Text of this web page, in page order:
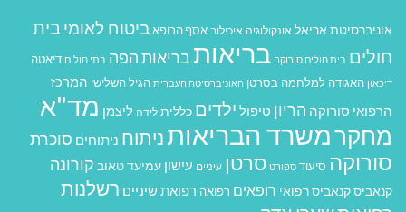
אוניברסיטת אריאל אונקולוגיה איכילוב אסף הרופא ביטוח לאומיבית
חולים בית חולים סורוקה בריאותבריאות הפה בתי חולים דיאטה
דיכאון האגודה למלחמה בסרטן האוניברסיטה העברית הגיל השלישי המרכז
הרפואי סורוקה הריון טיפול ילדים כללית לידה ליצמן מד"א
מחקרמשרד הבריאותניתוח ניתוחים סוכרת
סורוקה סיעוד ספורט סרטן עיניים עישון עמיעד טאוב קורונה
קנאביסקנאביס רפואי רופאים רפואה רפואת שיניים רשלנות